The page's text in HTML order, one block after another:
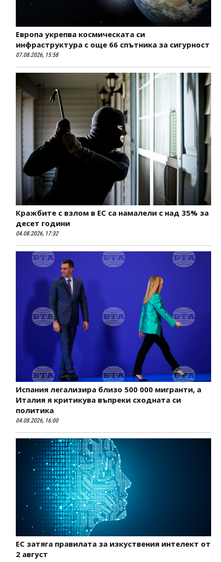
Европа укрепва космическата си
инфраструктура с още 66 спътника за сигурност
07.08.2026, 15:58
Кражбите с взлом в ЕС са намалели с над 35% за
десет години
04.08.2026, 17:32
Испания легализира близо 500 000 мигранти, а
Италия я критикува въпреки сходната си
политика
04.08.2026, 16:00
ЕС затяга правилата за изкуствения интелект от
2 август